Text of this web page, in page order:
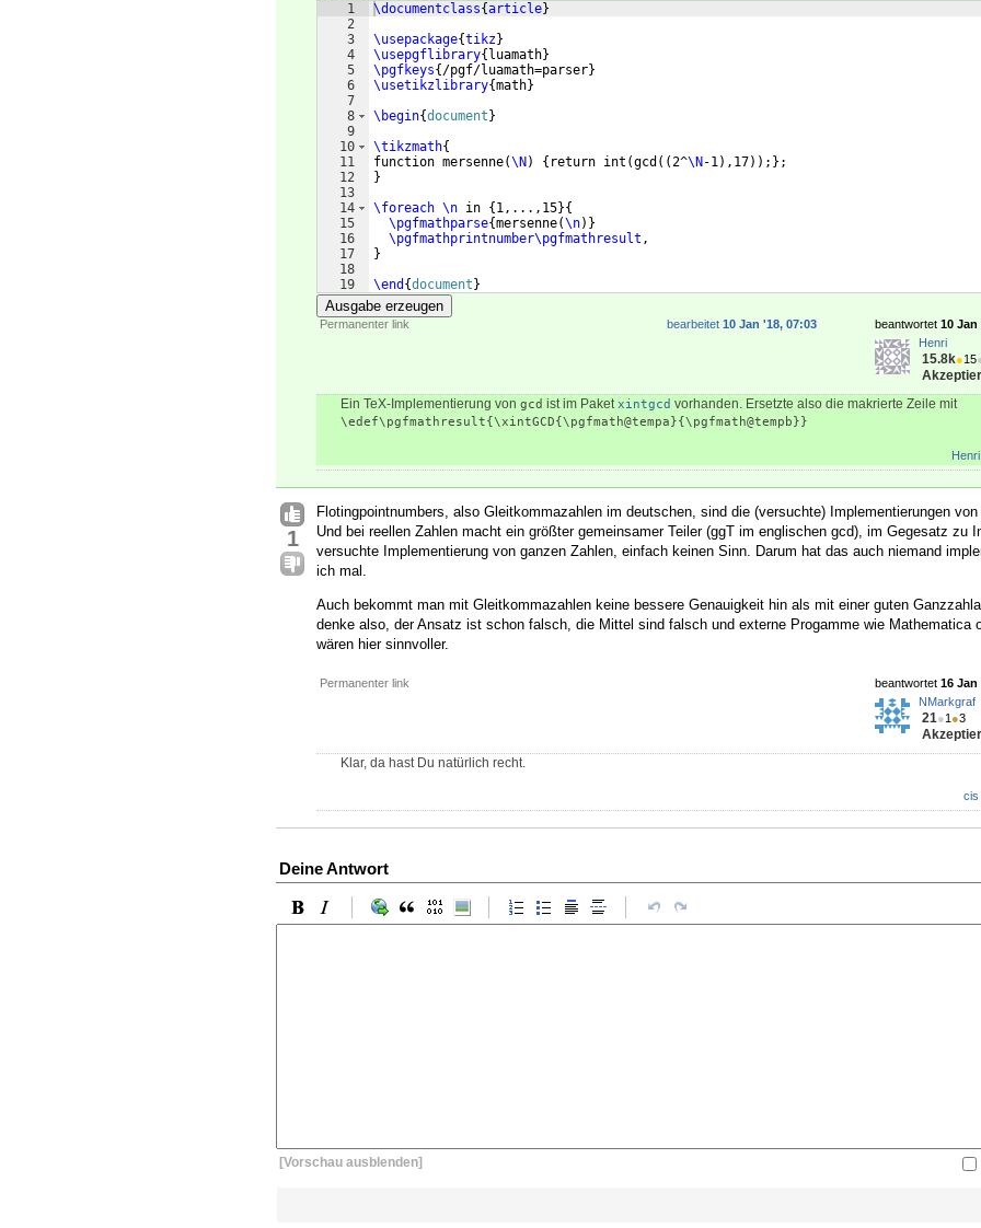
1
2
3
4
5
6
7
8
9
10
11
12
13
14
15
16
17
18
19
\documentclass{article}
\usepackage{tikz}
\usepgflibrary{ luamath}
\pgfkeys{ /pgf/luamath=parser}
\usetikzlibrary{math}
\begin{document }
\tikzmath{
function mersenne(\N ) { return int (gcd ((2^\N -1) ,17)) ; } ;
}
\foreach \n in { 1,...,15}{
\pgfmathparse{mersenne(\n)}
\pgfmathprintnumber\pgfmathresult ,
}
\end {document }
Ausgabe erzeugen
Permanenter link beantwortet 10 Jan
Henri
15.8k●15
bearbeitet 10 Jan '18, 07:03
Ein TeX-Implementierung von gcd ist im Paketxintgcd vorhanden. Ersetzte also die makrierte Zeile mit
\edef\pgfmathresult{\xintGCD{\pgfmath@tempa}{\pgfmath@tempb}}
Henri
1
Flotingpointnumbers, also Gleitkommazahlen im deutschen, sind die (versuchte) Implementierungen von
Und bei reellen Zahlen macht ein größter gemeinsamer Teiler (ggT im englischen gcd), im Gegesatz zu
versuchte Implementierung von ganzen Zahlen, einfach keinen Sinn. Darum hat das auch niemand
ich mal.
Auch bekommt man mit Gleitkommazahlen keine bessere Genauigkeit hin als mit einer guten
denke also, der Ansatz ist schon falsch, die Mittel sind falsch und externe Progamme wie Mathematica
wären hier sinnvoller.
Permanenter link beantwortet 16 Jan
NMarkgraf
21●1 ●3
Klar, da hast Du natürlich recht.
cis
Deine Antwort
[Vorschau ausblenden]